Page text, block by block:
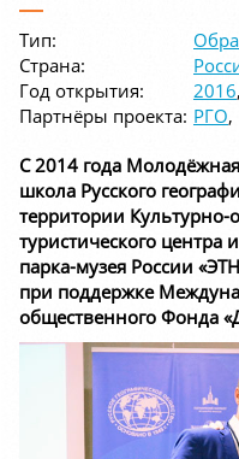
Тип:
Страна:
Год открытия:
2016,
Партнёры проекта: РГО,
С 2014 года
школа Русского
территории Культурно-
туристического центра
парка-музея России
при поддержке
общественного Фонда